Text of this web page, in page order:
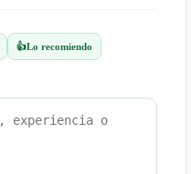
👍Lo recomiendo